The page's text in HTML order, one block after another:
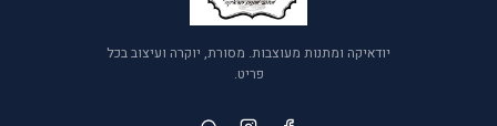
יודאיקה ומתנות מעוצבות. מסורת, יוקרה ועיצוב בכל
פריט.